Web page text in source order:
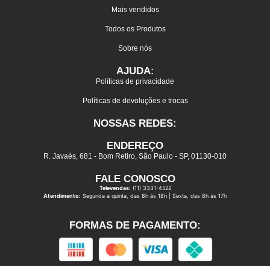
Mais vendidos
Todos os Produtos
Sobre nós
AJUDA:
Políticas de privacidade
Políticas de devoluções e trocas
NOSSAS REDES:
ENDEREÇO
R. Javaés, 681 - Bom Retiro, São Paulo - SP, 01130-010
FALE CONOSCO
Televendas: (11) 3331-4522
Atendimento: Segunda a quinta, das 8h às 18h | Sexta, das 8h às 17h
FORMAS DE PAGAMENTO: